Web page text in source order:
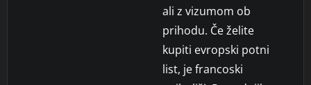
ali z vizumom ob
prihodu. Če želite
kupiti evropski potni
list, je francoski